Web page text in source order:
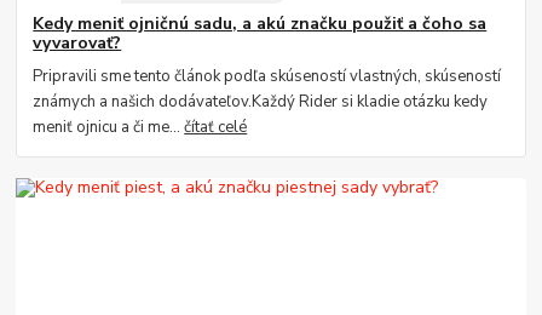
Kedy meniť ojničnú sadu, a akú značku použiť a čoho sa
vyvarovať?
Pripravili sme tento článok podľa skúseností vlastných, skúseností
známych a našich dodávateľov.Každý Rider si kladie otázku kedy
meniť ojnicu a či me...čítať celé